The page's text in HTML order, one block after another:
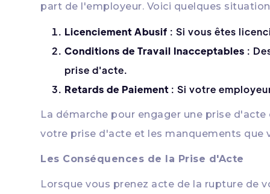
part de l'employeur. Voici quelques
Licenciement Abusif : Si vous êtes
Conditions de Travail Inacceptables :
prise d'acte.
Retards de Paiement : Si votre
La démarche pour engager une prise
votre prise d'acte et les manquements que
Les Conséquences de la Prise d'Acte
Lorsque vous prenez acte de la rupture de